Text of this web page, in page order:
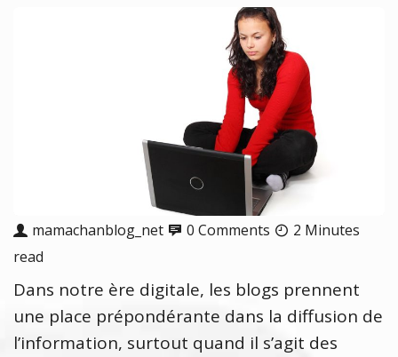
mamachanblog_net 0 Comments
2 Minutes
read
Dans notre ère digitale, les blogs prennent
une place prépondérante dans la diffusion de
l’information, surtout quand il s’agit des